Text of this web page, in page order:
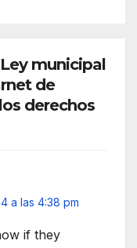
municipal
de
derechos
a las 4:38 pm
if they